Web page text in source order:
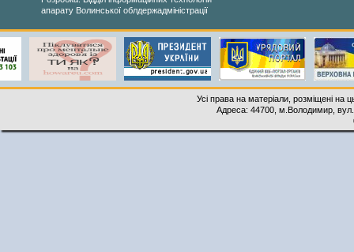
апарату Волинської облдержадміністрації
Усі права на матеріали, розміщені на
Адреса: 44700, м.Володимир,